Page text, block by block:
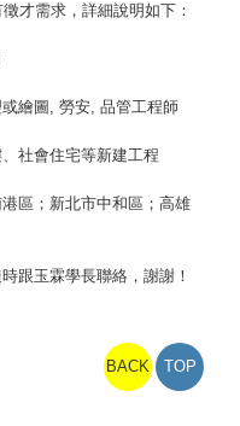
才需求，詳細說明如下：
繪圖, 勞安, 品管工程師
社會住宅等新建工程
區；新北市中和區；高雄
跟玉霖學長聯絡，謝謝！
BACK TOP